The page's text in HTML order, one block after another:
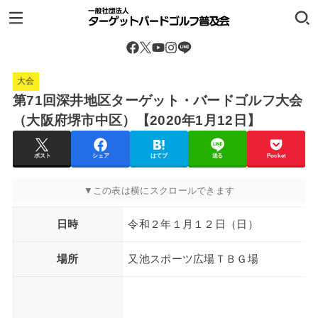
大会
第71回深井地区ターゲット・バードゴルフ大会
（大阪府堺市中区）【2020年1月12日】
ポスト シェア はてブ 送る Pocket
日時 令和２年１月１２日（日）
場所 又池スポーツ広場ＴＢＧ場